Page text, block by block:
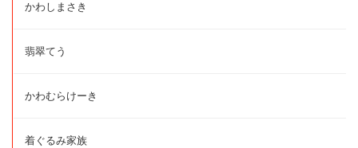
かわしまさき
翡翠てう
かわむらけーき
着ぐるみ家族